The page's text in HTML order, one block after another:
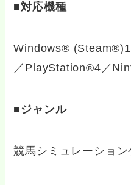
■対応機種
Windows®
／PlayStation®4／
■ジャンル
競馬シミュレーション